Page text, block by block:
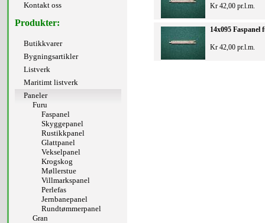
Kontakt oss
Produkter:
Butikkvarer
Bygningsartikler
Listverk
Maritimt listverk
Paneler
Furu
Faspanel
Skyggepanel
Rustikkpanel
Glattpanel
Vekselpanel
Krogskog
Møllerstue
Villmarkspanel
Perlefas
Jernbanepanel
Rundtømmerpanel
Gran
Kr 42,00 pr.l.m.
14x095 Faspanel
Kr 42,00 pr.l.m.